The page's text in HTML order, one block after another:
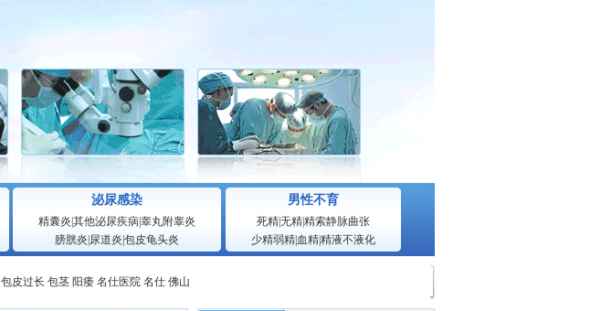
泌尿感染
精囊炎 其他泌尿疾病睾丸附睾炎
膀胱炎 尿道炎 包皮龟头炎
男性不育
死精|无精|精索静脉曲张
少精弱精| 血精|精液不液化
包皮过长 包茎 阳痿 名仕医院 名仕 佛山